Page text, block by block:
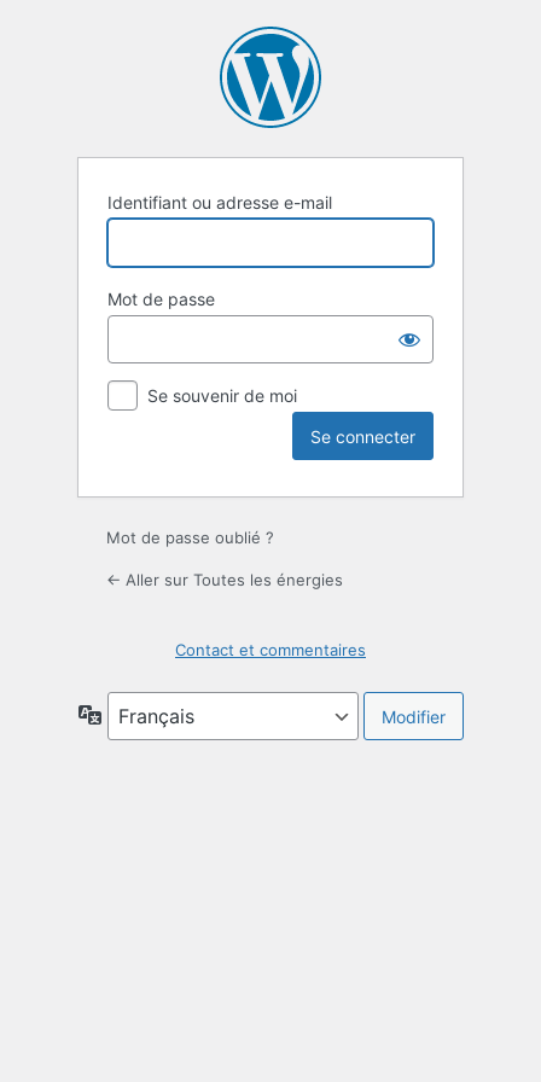
Identifiant ou adresse e-mail
Mot de passe
Se souvenir de moi
Mot de passe oublié ?
← Aller sur Toutes les énergies
Contact et commentaires
Langue